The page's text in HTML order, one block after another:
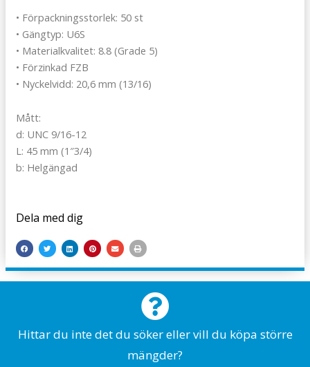
• Förpackningsstorlek: 50 st
• Gängtyp: U6S
• Materialkvalitet: 8.8 (Grade 5)
• Förzinkad FZB
• Nyckelvidd: 20,6 mm (13/16)
Mått:
d: UNC 9/16-12
L: 45 mm (1″3/4)
b: Helgängad
Dela med dig
Hittar du inte det du söker eller vill du köpa större
mängder?